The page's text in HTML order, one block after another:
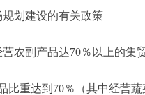
划建设的有关政策
农副产品达70％以上的集
重达到70％（其中经营